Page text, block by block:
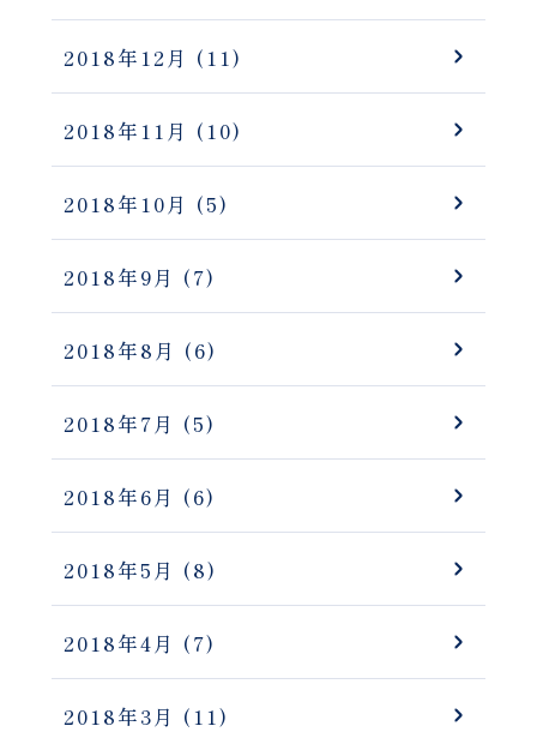
2018年12月 (11)
2018年11月 (10)
2018年10月 (5)
2018年9月 (7)
2018年8月 (6)
2018年7月 (5)
2018年6月 (6)
2018年5月 (8)
2018年4月 (7)
2018年3月 (11)